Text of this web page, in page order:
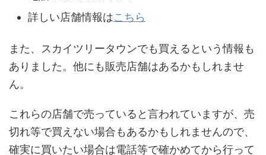
詳しい店舗情報はこちら
また、スカイツリータウンでも買えるという情報も
ありました。他にも販売店舗はあるかもしれませ
ん。
これらの店舗で売っていると言われていますが、売
切れ等で買えない場合もあるかもしれませんので、
確実に買いたい場合は電話等で確かめてから行って